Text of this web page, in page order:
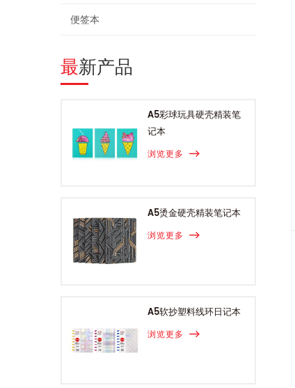
便签本
最新产品
A5彩球玩具硬壳精装笔
记本
浏览更多
A5烫金硬壳精装笔记本
浏览更多
A5软抄塑料线环日记本
浏览更多